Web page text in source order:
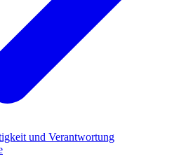
und Verantwortung